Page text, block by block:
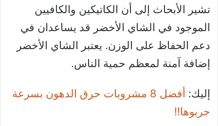
تشير الأبحاث إلى أن الكاتيكين والكافيين
الموجود في الشاي الأخضر قد يساعدان في
دعم الحفاظ على الوزن. يعتبر الشاي الأخضر
إضافة آمنة لمعظم حمية الناس.
إليك:
أفضل 8 مشروبات حرق الدهون بسرعة
جربوها!!